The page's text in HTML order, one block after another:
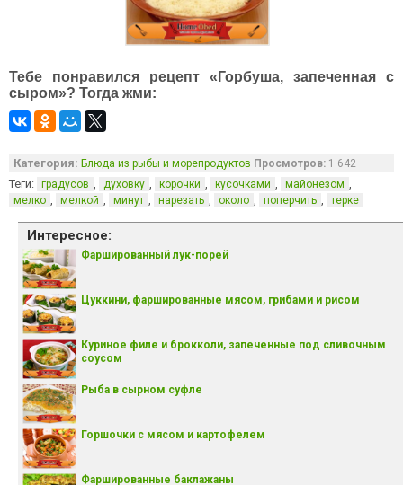
Тебе понравился рецепт «Горбуша, запеченная с
сыром»? Тогда жми:
Категория: Блюда из рыбы и морепродуктов Просмотров: 1 642
Теги: градусов духовку корочки кусочками майонезом
мелко мелкой минут нарезать около поперчить терке
Интересное:
Фаршированный лук-порей
Цуккини, фаршированные мясом, грибами и рисом
Куриное филе и брокколи, запеченные под сливочным
соусом
Рыба в сырном суфле
Горшочки с мясом и картофелем
Фаршированные баклажаны